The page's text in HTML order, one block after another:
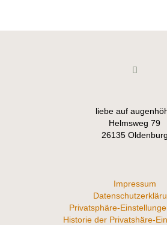
liebe auf
Helmsweg 79
26135 Oldenburg
Impressum
Privatsphäre-
Historie der Privatshäre-